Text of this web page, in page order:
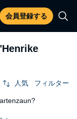
会員登録する
人気 フィルター